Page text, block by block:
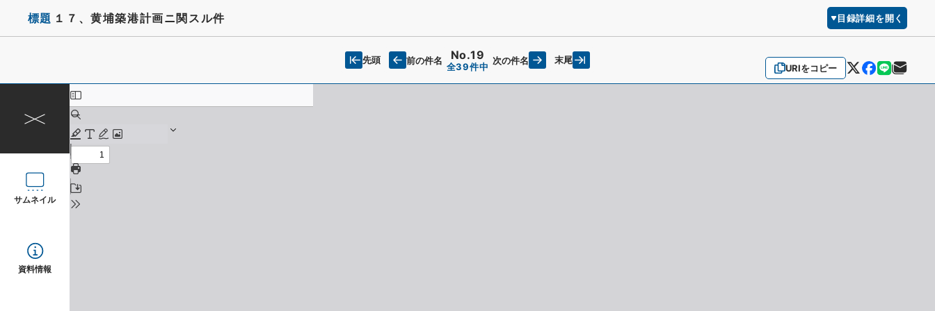
標題 １７、黄埔築港計画ニ関スル件 目録詳細を開く
URIをコピー
先頭 前の件名 No.19
全39件中
次の件名 末尾
サムネイル
資料情報